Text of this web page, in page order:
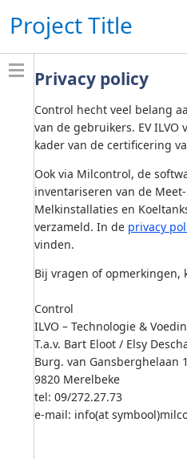
Project Title
Privacy policy
Control hecht veel belang
van de gebruikers. EV
kader van de certificering
Ook via Milcontrol, de
inventariseren van de
Melkinstallaties en
verzameld. In de privacy
vinden.
Bij vragen of opmerkingen,
Control
ILVO – Technologie &
T.a.v. Bart Eloot / Elsy
Burg. van Gansberghelaan
9820 Merelbeke
tel: 09/272.27.73
e-mail: info(at